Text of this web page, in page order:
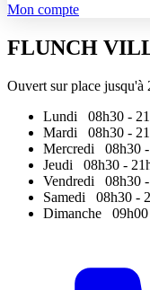
Mon compte
FLUNCH
Ouvert sur place jusqu'à
Lundi
08h30 -
Mardi
08h30 -
Mercredi
08h30
Jeudi
08h30 -
Vendredi
08h30
Samedi
08h30 -
Dimanche